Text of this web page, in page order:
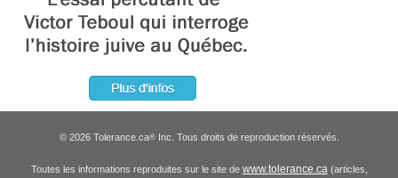
© 2026 Tolerance.ca®Inc. Tous droits de reproduction réservés.
Toutes les informations reproduites sur le site de www.tolerance.ca (articles,